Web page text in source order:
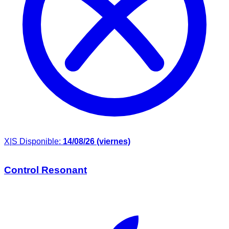
X|S Disponible: 14/08/26 (viernes)
Control Resonant